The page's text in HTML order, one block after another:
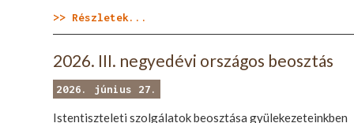
>> Részletek...
2026. III. negyedévi országos beosztás
2026. június 27.
Istentiszteleti szolgálatok beosztása gyülekezeteinkben